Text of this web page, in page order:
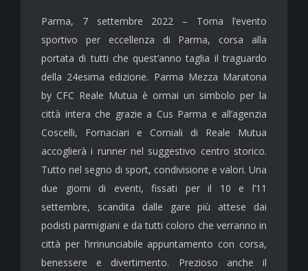
Parma, 7 settembre 2022 – Torna l’evento
sportivo per eccellenza di Parma, corsa alla
portata di tutti che quest’anno taglia il traguardo
della 24esima edizione. Parma Mezza Maratona
by CFC Reale Mutua è ormai un simbolo per la
città intera che grazie a Cus Parma e all’agenzia
Coscelli, Fornaciari e Corniali di Reale Mutua
accoglierà i runner nel suggestivo centro storico.
Tutto nel segno di sport, condivisione e valori. Una
due giorni di eventi, fissati per il 10 e l’11
settembre, scandita dalle gare più attese dai
podisti parmigiani e da tutti coloro che verranno in
città per l’irrinunciabile appuntamento con corsa,
benessere e divertimento. Prezioso anche il